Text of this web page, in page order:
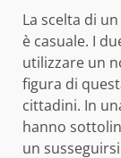
La scelta di
è casuale. I
utilizzare un
figura di
cittadini. In
hanno
un